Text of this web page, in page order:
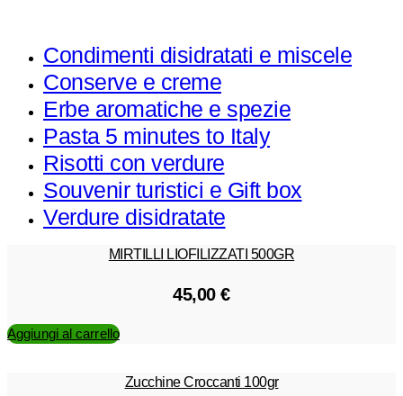
Condimenti disidratati e miscele
Conserve e creme
Erbe aromatiche e spezie
Pasta 5 minutes to Italy
Risotti con verdure​
Souvenir turistici e Gift box
Verdure disidratate
MIRTILLI LIOFILIZZATI 500GR
45,00€
Aggiungi al carrello
Zucchine Croccanti 100gr